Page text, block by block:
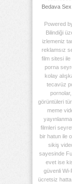
Bedava
Powered
Bilindiği
izlemeniz
reklamsız
film sitesi
porna
kolay
tecavüz
görüntüleri
meme
filmleri
bir hatun ile
sikiş
sayesinde
evet ise
güvenli Wi-
ücretsiz